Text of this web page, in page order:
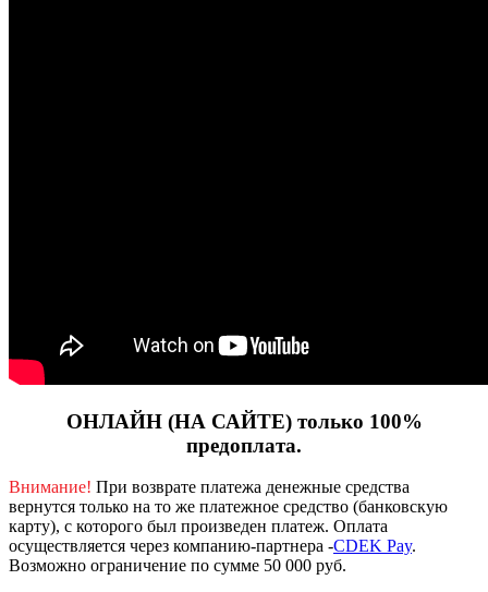
ОНЛАЙН (НА САЙТЕ) только 100%
предоплата.
Внимание! При возврате платежа денежные средства
вернутся только на то же платежное средство (банковскую
карту), с которого был произведен платеж. Оплата
осуществляется через компанию-партнера -CDEK Pay.
Возможно ограничение по сумме 50 000 руб.